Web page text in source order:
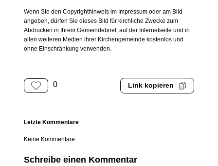
Wenn Sie den Copyrighthinweis im Impressum oder am Bild
angeben, dürfen Sie dieses Bild für kirchliche Zwecke zum
Abdrucken in Ihrem Gemeindebrief, auf der Internetseite und in
allen weiteren Medien ihrer Kirchengemeinde kostenlos und
ohne Einschränkung verwenden.
0 Link kopieren
Letzte Kommentare
Keine Kommentare
Schreibe einen Kommentar